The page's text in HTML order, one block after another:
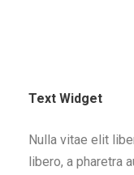
Text Widget
Nulla vitae elit
libero, a pharetra